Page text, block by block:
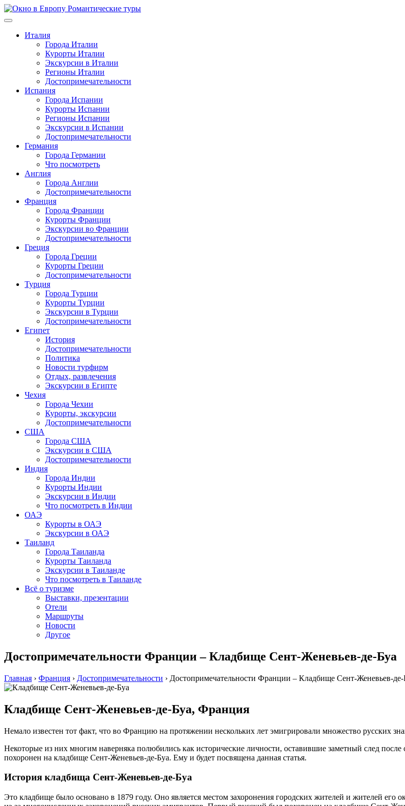
Перейти
к
Италия
Города Италии
Курорты Италии
Экскурсии в Италии
Регионы Италии
Достопримечательности
Испания
Города Испании
Курорты Испании
Регионы Испании
Экскурсии в Испании
Достопримечательности
Германия
Города Германии
Что посмотреть
Англия
Города Англии
Достопримечательности
Франция
Города Франции
Курорты Франции
Экскурсии во Франции
Достопримечательности
Греция
Города Греции
Курорты Греции
Достопримечательности
Турция
Города Турции
Курорты Турции
Экскурсии в Турции
Достопримечательности
Египет
История
Достопримечательности
Политика
Новости турфирм
Отдых, развлечения
Экскурсии в Египте
Чехия
Города Чехии
Курорты, экскурсии
Достопримечательности
США
Города США
Экскурсии в США
Достопримечательности
Индия
Города Индии
Курорты Индии
Экскурсии в Индии
Что посмотреть в Индии
ОАЭ
Курорты в ОАЭ
Экскурсии в ОАЭ
Таиланд
Города Таиланда
Курорты Таиланда
Экскурсии в Таиланде
Что посмотреть в Таиланде
Всё о туризме
Выставки, презентации
Отели
Маршруты
Новости
Другое
Достопримечательности Франции – Кладбище Сент-Женевьев-де-Буа
Главная › Франция › Достопримечательности › Достопримечательности Франции – Кладбище Сент-Женевьев-де-
Кладбище Сент-Женевьев-де-Буа, Франция
Немало известен тот факт, что во Францию на протяжении нескольких лет эмигрировали множество русских
Некоторые из них многим наверняка полюбились как исторические личности, оставившие заметный след
похоронен на кладбище Сент-Женевьев-де-Буа. Ему и будет посвящена данная статья.
История кладбища Сент-Женевьев-де-Буа
Это кладбище было основано в 1879 году. Оно является местом захоронения городских жителей и жителей